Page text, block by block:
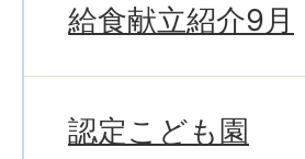
給食献立紹介9月
認定こども園